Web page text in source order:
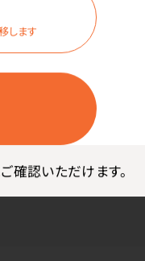
します
確認いただけます。